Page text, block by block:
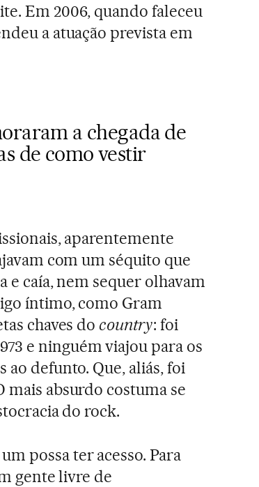
Em 2006, quando faleceu
a atuação prevista em
a chegada de
de como vestir
aparentemente
com um séquito que
e caía, nem sequer olhavam
íntimo, como Gram
chaves do country: foi
e ninguém viajou para os
ao defunto. Que, aliás, foi
absurdo costuma se
do rock.
possa ter acesso. Para
gente livre de